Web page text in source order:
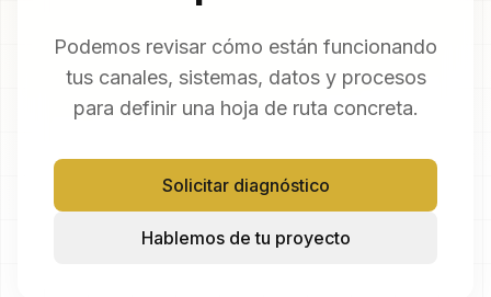
Podemos revisar cómo están funcionando
tus canales, sistemas, datos y procesos
para definir una hoja de ruta concreta.
Solicitar diagnóstico
Hablemos de tu proyecto